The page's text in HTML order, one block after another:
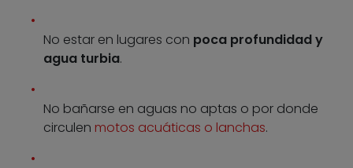
No estar en lugares con poca profundidad y
agua turbia.
No bañarse en aguas no aptas o por donde
circulen motos acuáticas o lanchas.